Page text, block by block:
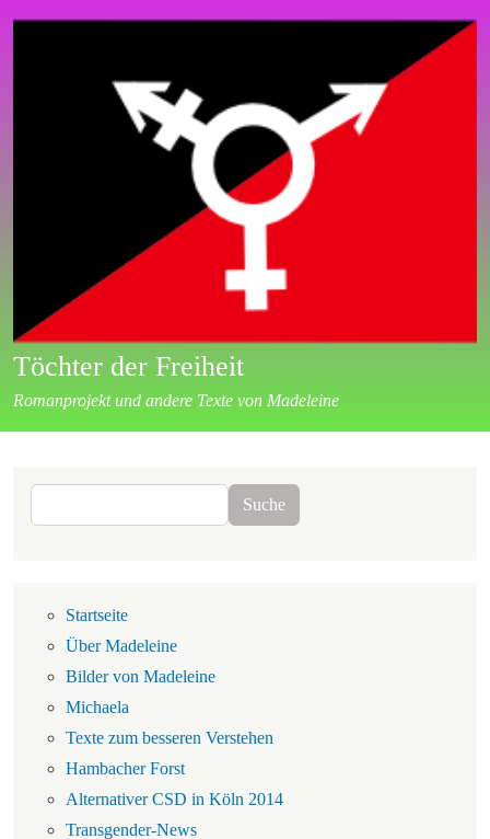
Töchter der Freiheit
Romanprojekt und andere Texte von Madeleine
Suche
Suche
Navigation
Startseite
Über Madeleine
Bilder von Madeleine
Michaela
Texte zum besseren Verstehen
Hambacher Forst
Alternativer CSD in Köln 2014
Transgender-News